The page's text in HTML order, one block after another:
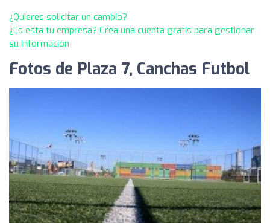
¿Quieres solicitar un cambio?
¿Es esta tu empresa? Crea una cuenta gratis para gestionar
su información
Fotos de Plaza 7, Canchas Futbol